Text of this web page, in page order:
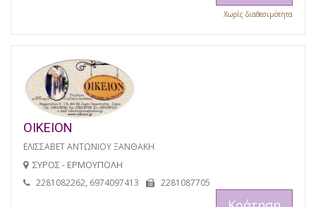
Χωρίς διαθεσιμότητα
ΟΙΚΕΙΟΝ
ΕΛΙΣΣΑΒΕΤ ΑΝΤΩΝΙΟΥ ΞΑΝΘΑΚΗ
ΣΥΡΟΣ - ΕΡΜΟΥΠΟΛΗ
2281082262, 6974097413 2281087705